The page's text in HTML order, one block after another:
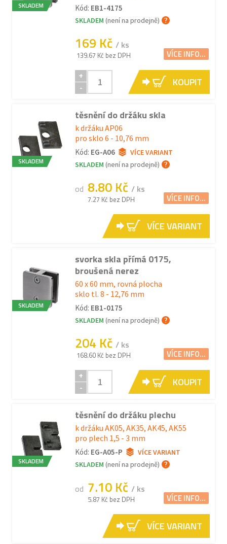
SKLADEM Kód: EB1-4175
SKLADEM (není na prodejně)
169 Kč / ks
139.67 Kč bez DPH VÍCE INFO...
+
-
KOUPIT
SKLADEM
těsnění do držáku skla
k držáku AP06
pro sklo 6 - 10,76 mm
Kód: EG-A06
VÍCE VARIANT
SKLADEM (není na prodejně)
od 8.80 Kč / ks
7.27 Kč bez DPH VÍCE INFO...
VÍCE VARIANT
SKLADEM
svorka skla přímá 0175,
broušená nerez
60 x 60 mm, rovná plocha
sklo tl. 8 - 12,76 mm
Kód: EB1-0175
SKLADEM (není na prodejně)
204 Kč / ks
168.60 Kč bez DPH VÍCE INFO...
+
-
KOUPIT
SKLADEM
těsnění do držáku plechu
k držáku AK05, AK35, AK45, AK55
pro plech 1,5 - 3 mm
Kód: EG-A05-P
VÍCE VARIANT
SKLADEM (není na prodejně)
od 7.10 Kč / ks
5.87 Kč bez DPH VÍCE INFO...
VÍCE VARIANT